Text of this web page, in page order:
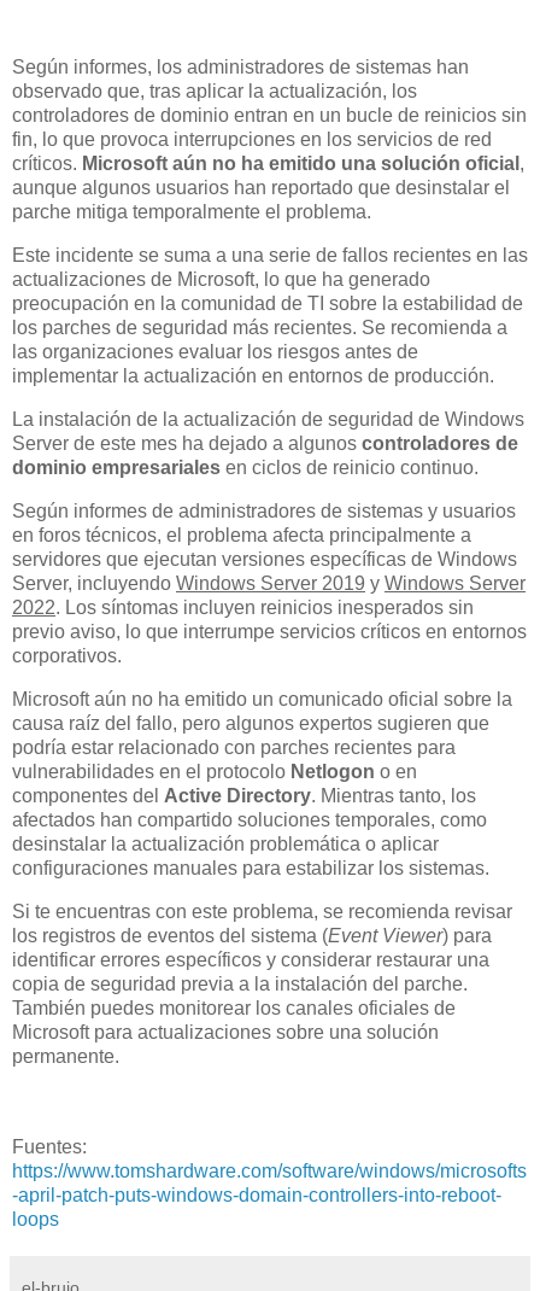
Según informes, los administradores de sistemas han
observado que, tras aplicar la actualización, los
controladores de dominio entran en un bucle de reinicios sin
fin, lo que provoca interrupciones en los servicios de red
críticos. Microsoft aún no ha emitido una solución oficial ,
aunque algunos usuarios han reportado que desinstalar el
parche mitiga temporalmente el problema.
Este incidente se suma a una serie de fallos recientes en las
actualizaciones de Microsoft, lo que ha generado
preocupación en la comunidad de TI sobre la estabilidad de
los parches de seguridad más recientes. Se recomienda a
las organizaciones evaluar los riesgos antes de
implementar la actualización en entornos de producción.
La instalación de la actualización de seguridad de Windows
Server de este mes ha dejado a algunos controladores de
dominio empresariales en ciclos de reinicio continuo.
Según informes de administradores de sistemas y usuarios
en foros técnicos, el problema afecta principalmente a
servidores que ejecutan versiones específicas de Windows
Server, incluyendo Windows Server 2019 y Windows Server
2022. Los síntomas incluyen reinicios inesperados sin
previo aviso, lo que interrumpe servicios críticos en entornos
corporativos.
Microsoft aún no ha emitido un comunicado oficial sobre la
causa raíz del fallo, pero algunos expertos sugieren que
podría estar relacionado con parches recientes para
vulnerabilidades en el protocolo Netlogon o en
componentes del Active Directory. Mientras tanto, los
afectados han compartido soluciones temporales, como
desinstalar la actualización problemática o aplicar
configuraciones manuales para estabilizar los sistemas.
Si te encuentras con este problema, se recomienda revisar
los registros de eventos del sistema (Event Viewer) para
identificar errores específicos y considerar restaurar una
copia de seguridad previa a la instalación del parche.
También puedes monitorear los canales oficiales de
Microsoft para actualizaciones sobre una solución
permanente.
Fuentes:
https://www.tomshardware.com/software/windows/microsofts
-april-patch-puts-windows-domain-controllers-into-reboot-
loops